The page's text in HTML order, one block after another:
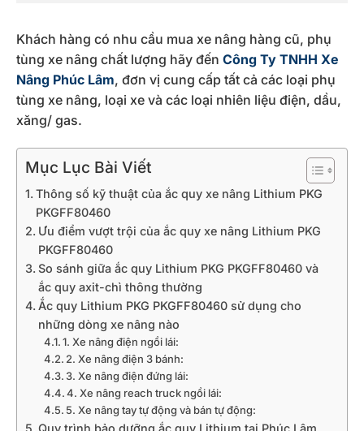
Khách hàng có nhu cầu mua xe nâng hàng cũ, phụ
tùng xe nâng chất lượng hãy đến Công Ty TNHH Xe
Nâng Phúc Lâm, đơn vị cung cấp tất cả các loại phụ
tùng xe nâng, loại xe và các loại nhiên liệu điện, dầu,
xăng/ gas.
Mục Lục Bài Viết
Thông số kỹ thuật của ắc quy xe nâng Lithium PKG
PKGFF80460
Ưu điểm vượt trội của ắc quy xe nâng Lithium PKG
PKGFF80460
So sánh giữa ắc quy Lithium PKG PKGFF80460 và
ắc quy axit-chì thông thường
Ắc quy Lithium PKG PKGFF80460 sử dụng cho
những dòng xe nâng nào
1. Xe nâng điện ngồi lái:
2. Xe nâng điện 3 bánh:
3. Xe nâng điện đứng lái:
4. Xe nâng reach truck ngồi lái:
5. Xe nâng tay tự động và bán tự động:
Quy trình bảo dưỡng ắc quy Lithium tại Phúc Lâm